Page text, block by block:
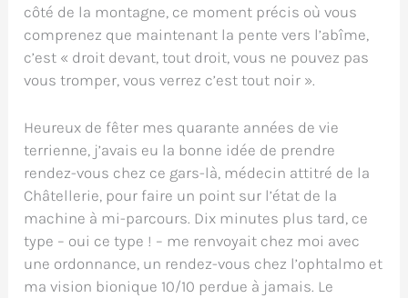
côté de la montagne, ce moment précis où vous
comprenez que maintenant la pente vers l’abîme,
c’est « droit devant, tout droit, vous ne pouvez pas
vous tromper, vous verrez c’est tout noir ».
Heureux de fêter mes quarante années de vie
terrienne, j’avais eu la bonne idée de prendre
rendez-vous chez ce gars-là, médecin attitré de la
Châtellerie, pour faire un point sur l’état de la
machine à mi-parcours. Dix minutes plus tard, ce
type – oui ce type ! – me renvoyait chez moi avec
une ordonnance, un rendez-vous chez l’ophtalmo et
ma vision bionique 10/10 perdue à jamais. Le